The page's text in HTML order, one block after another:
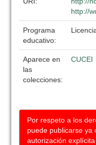
http://
Programa
educativo:
Aparece en
las
colecciones:
CUCEI
Por respeto a los
puede publicarse ya
autorización